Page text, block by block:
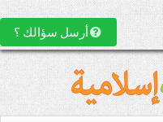
أرسل سؤالك ؟